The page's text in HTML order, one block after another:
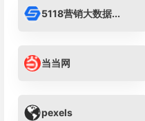
5118营销大数据...
当当网
pexels